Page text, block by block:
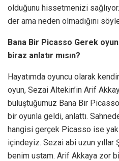
olduğunu hissetmenizi
der ama neden olmadığını
Bana Bir Picasso Gerek
biraz anlatır mısın?
Hayatımda oyuncu olarak
oyun, Sezai Altekin’in Arif
buluştuğumuz Bana Bir
bir oyunla geldi, anlattı.
hangisi gerçek Picasso ise
içindeyiz. Sezai abi uzun yıllar
benim ustam. Arif Akkaya zor